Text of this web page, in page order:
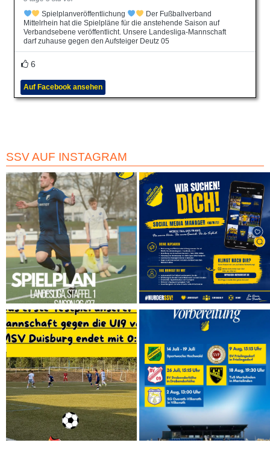
Spielplanveröffentlichung
Der Fußballverband
Mittelrhein hat die Spielpläne für die anstehende Saison auf
Verbandsebene veröffentlicht. Unsere Landesliga-Mannschaft
darf zuhause gegen den Aufsteiger Deutz 05
6
Auf Facebook ansehen
SSV AUF INSTAGRAM